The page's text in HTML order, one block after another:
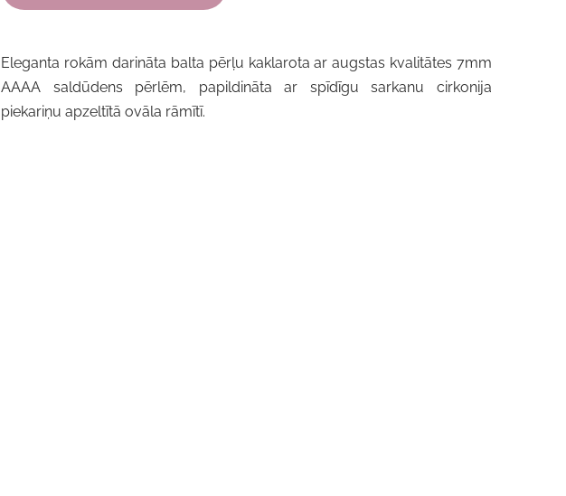
Eleganta rokām darināta balta pērļu kaklarota ar augstas kvalitātes 7mm
AAAA saldūdens pērlēm, papildināta ar spīdīgu sarkanu cirkonija
piekariņuapzeltītāovāla rāmītī.